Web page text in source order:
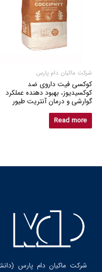
شرکت ماکیان دام پارس
کوکسی فیت داروی ضد
کوکسیدیوز، بهبود دهنده عملکرد
گوارشی و درمان آنتریت طیور
Read more
شرکت ماکیان دام پارس